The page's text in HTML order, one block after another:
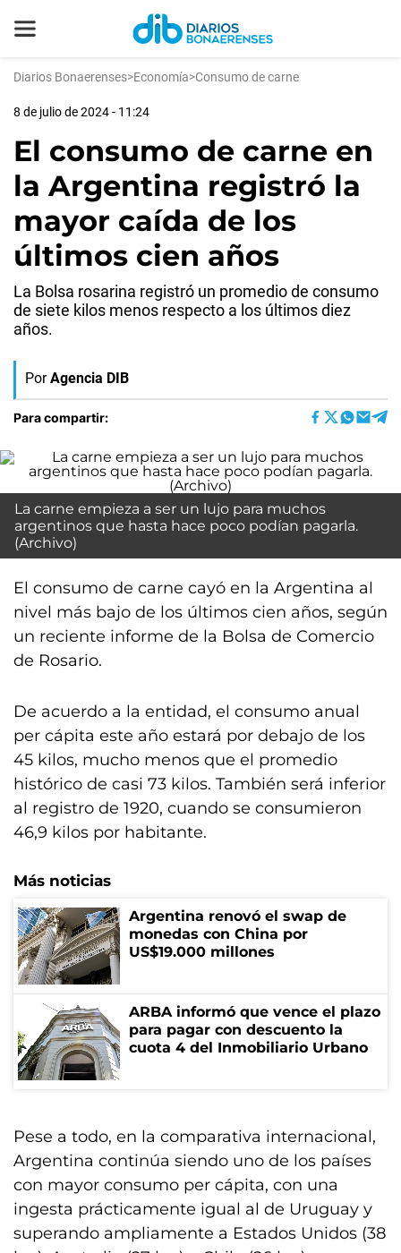
Diarios Bonaerenses>Economía>Consumo de carne
8 de julio de 2024 - 11:24
El consumo de carne en
la Argentina registró la
mayor caída de los
últimos cien años
La Bolsa rosarina registró un promedio de consumo
de siete kilos menos respecto a los últimos diez
años.
Por Agencia DIB
Para compartir:
La carne empieza a ser un lujo para muchos
argentinos que hasta hace poco podían pagarla.
(Archivo)
El consumo de carne cayó en la Argentina al
nivel más bajo de los últimos cien años, según
un reciente informe de la Bolsa de Comercio
de Rosario.
De acuerdo a la entidad, el consumo anual
per cápita este año estará por debajo de los
45 kilos, mucho menos que el promedio
histórico de casi 73 kilos. También será inferior
al registro de 1920, cuando se consumieron
46,9 kilos por habitante.
Más noticias
Argentina renovó el swap de
monedas con China por
US$19.000 millones
ARBA informó que vence el plazo
para pagar con descuento la
cuota 4 del Inmobiliario Urbano
Pese a todo, en la comparativa internacional,
Argentina continúa siendo uno de los países
con mayor consumo per cápita, con una
ingesta prácticamente igual al de Uruguay y
superando ampliamente a Estados Unidos (38